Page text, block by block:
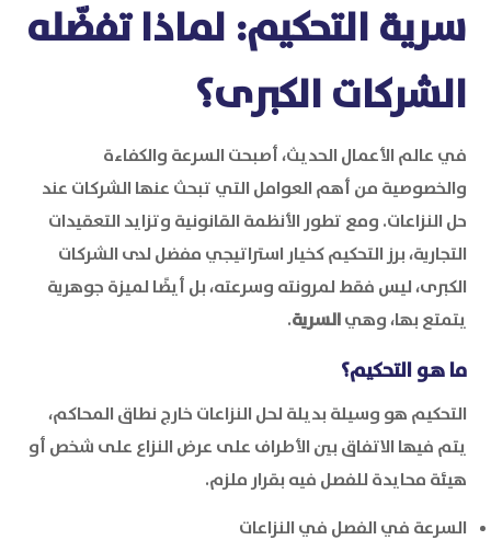
سرية التحكيم: لماذا تفضّله
الشركات الكبرى؟
في عالم الأعمال الحديث، أصبحت السرعة والكفاءة
والخصوصية من أهم العوامل التي تبحث عنها الشركات عند
حل النزاعات. ومع تطور الأنظمة القانونية وتزايد التعقيدات
التجارية، برز التحكيم كخيار استراتيجي مفضل لدى الشركات
الكبرى، ليس فقط لمرونته وسرعته، بل أيضًا لميزة جوهرية
يتمتع بها، وهيالسرية.
ما هو التحكيم؟
التحكيم هو وسيلة بديلة لحل النزاعات خارج نطاق المحاكم،
يتم فيها الاتفاق بين الأطراف على عرض النزاع على شخص أو
هيئة محايدة للفصل فيه بقرار ملزم.
السرعة في الفصل في النزاعات